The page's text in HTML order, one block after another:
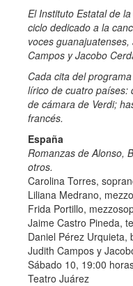
El Instituto Estatal de
ciclo dedicado a la
voces
Campos y Jacobo
Cada cita del
lírico de cuatro países:
de cámara de Verdi;
francés.
España
Romanzas de Alonso,
otros.
Carolina Torres,
Liliana Medrano,
Frida Portillo,
Jaime Castro Pineda,
Daniel Pérez Urquieta,
Judith Campos y
Sábado 10, 19:00
Teatro Juárez